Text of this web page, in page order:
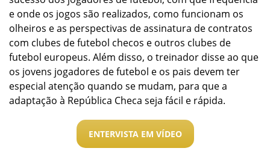
e onde os jogos são realizados, como funcionam os
olheiros e as perspectivas de assinatura de contratos
com clubes de futebol checos e outros clubes de
futebol europeus. Além disso, o treinador disse ao que
os jovens jogadores de futebol e os pais devem ter
especial atenção quando se mudam, para que a
adaptação à República Checa seja fácil e rápida.
ENTERVISTA EM VÍDEO